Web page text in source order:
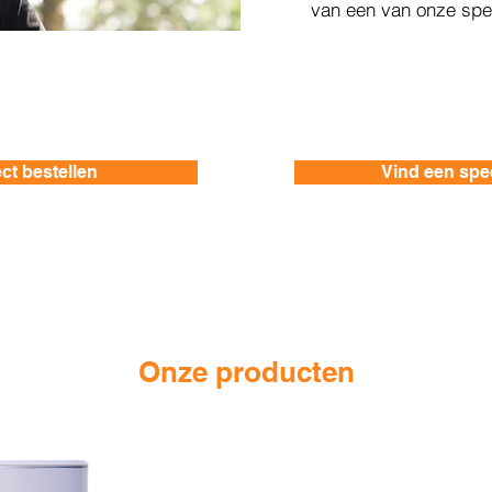
van een van onze
bestellen Vind een
Onze producten